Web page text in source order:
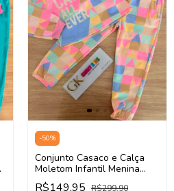
-50%
Conjunto Casaco e Calça
Moletom Infantil Menina
Mon Sucré 138024194
R$149,95 R$299,90